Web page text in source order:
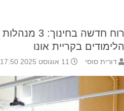
רוח חדשה
הלימודים בקריית אונו
דורית סוסי 11 אוגוסט 2025 17:50